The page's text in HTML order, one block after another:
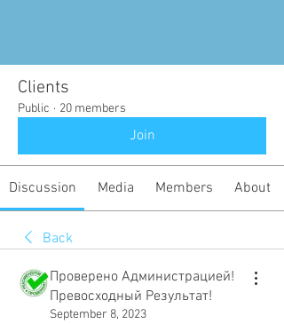
Clients
Public · 20 members
Join
Discussion Media Members About
Back
Проверено Администрацией!
Превосходный Результат!
September 8, 2023